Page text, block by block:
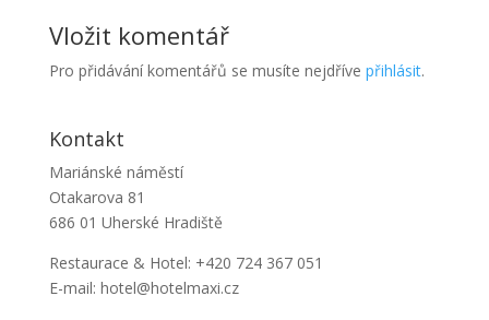
Vložit komentář
Pro přidávání komentářů se musíte nejdříve přihlásit.
Kontakt
Mariánské náměstí
Otakarova 81
686 01 Uherské Hradiště
Restaurace & Hotel: +420 724 367 051
E-mail: hotel@hotelmaxi.cz